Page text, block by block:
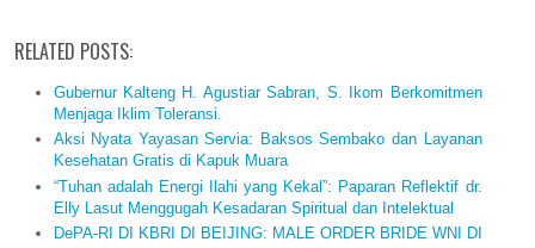
RELATED POSTS:
Gubernur Kalteng H. Agustiar Sabran, S. Ikom Berkomitmen
Menjaga Iklim Toleransi.
Aksi Nyata Yayasan Servia: Baksos Sembako dan Layanan
Kesehatan Gratis di Kapuk Muara
“Tuhan adalah Energi Ilahi yang Kekal”: Paparan Reflektif dr.
Elly Lasut Menggugah Kesadaran Spiritual dan Intelektual
DePA-RI DI KBRI DI BEIJING: MALE ORDER BRIDE WNI DI